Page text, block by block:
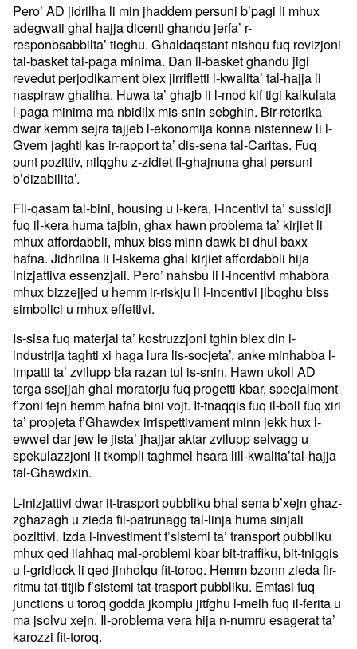
Pero’ AD jidrilha li min jhaddem persuni b’pagi li mhux
adegwati ghal hajja dicenti ghandu jerfa’ r-
responbsabbilta’ tieghu. Ghaldaqstant nishqu fuq revizjoni
tal-basket tal-paga minima. Dan il-basket ghandu jigi
revedut perjodikament biex jirrifletti l-kwalita’ tal-hajja li
naspiraw ghaliha. Huwa ta’ ghajb li l-mod kif tigi kalkulata
l-paga minima ma nbidilx mis-snin sebghin. Bir-retorika
dwar kemm sejra tajjeb l-ekonomija konna nistennew li l-
Gvern jaghti kas ir-rapport ta’ dis-sena tal-Caritas. Fuq
punt pozittiv, nilqghu z-zidiet fl-ghajnuna ghal persuni
b’dizabilita’.
Fil-qasam tal-bini, housing u l-kera, l-incentivi ta’ sussidji
fuq il-kera huma tajbin, ghax hawn problema ta’ kirjiet li
mhux affordabbli, mhux biss minn dawk bi dhul baxx
hafna. Jidhrilna li l-iskema ghal kirjiet affordabbli hija
inizjattiva essenzjali. Pero’ nahsbu li l-incentivi mhabbra
mhux bizzejjed u hemm ir-riskju li l-incentivi jibqghu biss
simbolici u mhux effettivi.
Is-sisa fuq materjal ta’ kostruzzjoni tghin biex din l-
industrija taghti xi haga lura lis-socjeta’, anke minhabba l-
impatti ta’ zvilupp bla razan tul is-snin. Hawn ukoll AD
terga ssejjah ghal moratorju fuq progetti kbar, specjalment
f’zoni fejn hemm hafna bini vojt. It-tnaqqis fuq il-boll fuq xiri
ta’ propjeta f’Ghawdex irrispettivament minn jekk hux l-
ewwel dar jew le jista’ jhajjar aktar zvilupp selvagg u
spekulazzjoni li tkompli taghmel hsara lill-kwalita’tal-hajja
tal-Ghawdxin.
L-inizjattivi dwar it-trasport pubbliku bhal sena b’xejn ghaz-
zghazagh u zieda fil-patrunagg tal-linja huma sinjali
pozittivi. Izda l-investiment f’sistemi ta’ transport pubbliku
mhux qed ilahhaq mal-problemi kbar bit-traffiku, bit-tniggis
u l-gridlock li qed jinholqu fit-toroq. Hemm bzonn zieda fir-
ritmu tat-titjib f’sistemi tat-trasport pubbliku. Emfasi fuq
junctions u toroq godda jkomplu jitfghu l-melh fuq il-ferita u
ma jsolvu xejn. Il-problema vera hija n-numru esagerat ta’
karozzi fit-toroq.